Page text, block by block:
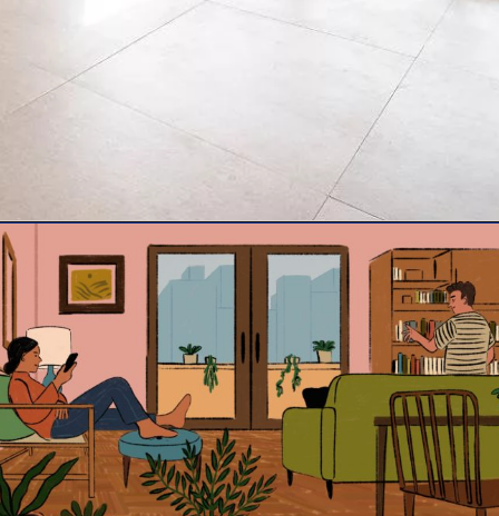
Opening https://www.quintoandar.com.br/imovel/893693393/